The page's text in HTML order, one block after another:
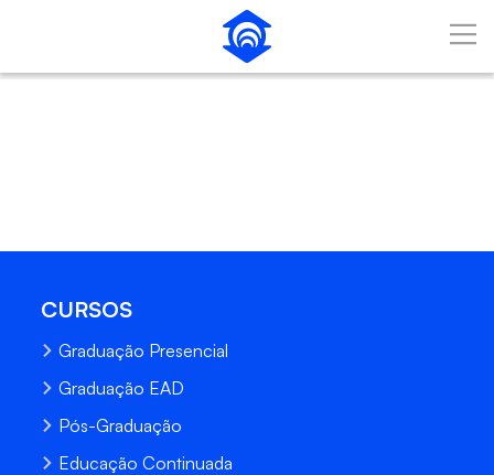
Pular para o Conteúdo principal
CURSOS
Graduação Presencial
Graduação EAD
Pós-Graduação
Educação Continuada